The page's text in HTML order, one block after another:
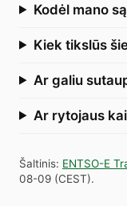
Kodėl mano
Kiek tikslūs
Ar galiu
Ar rytojaus
Šaltinis: ENTSO-E
08-09 (CEST).